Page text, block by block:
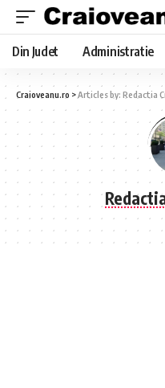
Din Judet Administratie
Craioveanu.ro >Articles by: Redactia